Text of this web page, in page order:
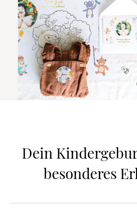
Dein
besonderes